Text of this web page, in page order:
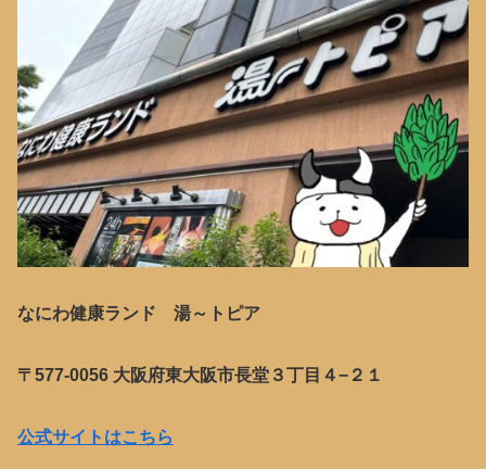
なにわ健康ランド 湯～トピア
〒577-0056 大阪府東大阪市長堂３丁目４−２１
公式サイトはこちら